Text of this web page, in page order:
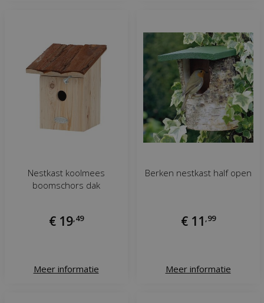
Nestkast koolmees
boomschors dak
€ 19, 49
Meer informatie
Berken nestkast half open
€ 11 99
Meer informatie